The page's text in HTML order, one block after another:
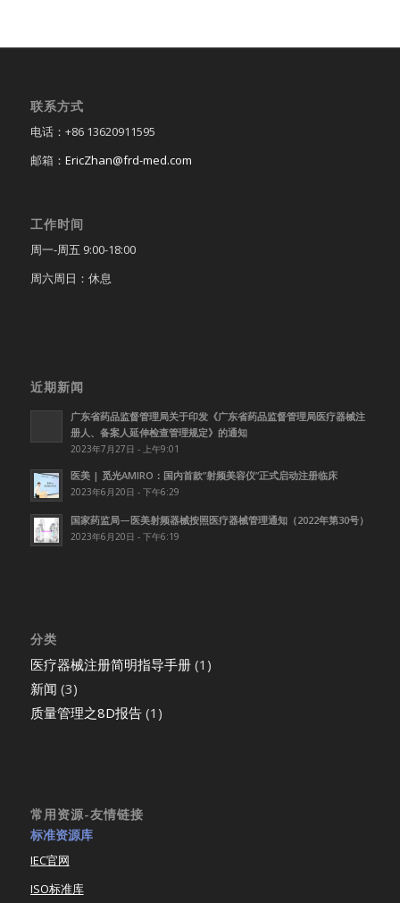
联系方式
电话：+86 13620911595
邮箱： EricZhan@frd-med.com
工作时间
周一-周五 9:00-18:00
周六周日：休息
近期新闻
广东省药品监督管理局关于印发《广东省药品监督管理局医疗器械注
册人、备案人延伸检查管理规定》的通知
2023年7月27日 - 上午9:01
医美 | 觅光AMIRO：国内首款”射频美容仪”正式启动注册临床
2023年6月20日 - 下午6:29
国家药监局—医美射频器械按照医疗器械管理通知（2022年第30号）
2023年6月20日 - 下午6:19
分类
医疗器械注册简明指导手册(1)
新闻 (3)
质量管理之8D报告(1)
常用资源-友情链接
标准资源库
IEC官网
ISO标准库